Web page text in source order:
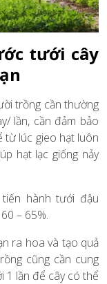
tưới cây
trồng cần thường
lần, cần đảm bảo
từ lúc gieo hạt luôn
hạt lạc giống nảy
hành tưới đậu
– 65%.
ra hoa và tạo quả
cũng cần cung
1 lần để cây có thể